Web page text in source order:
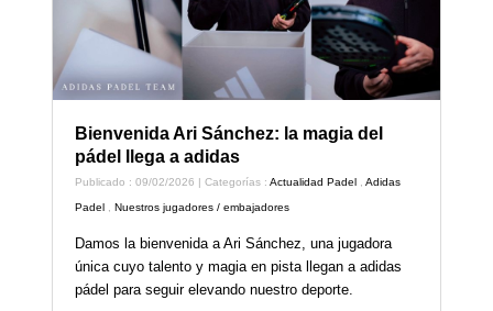
Bienvenida Ari Sánchez: la magia del
pádel llega a adidas
Publicado : 09/02/2026 | Categorías :Actualidad Padel ,Adidas
Padel ,Nuestros jugadores / embajadores
Damos la bienvenida a Ari Sánchez, una jugadora
única cuyo talento y magia en pista llegan a adidas
pádel para seguir elevando nuestro deporte.